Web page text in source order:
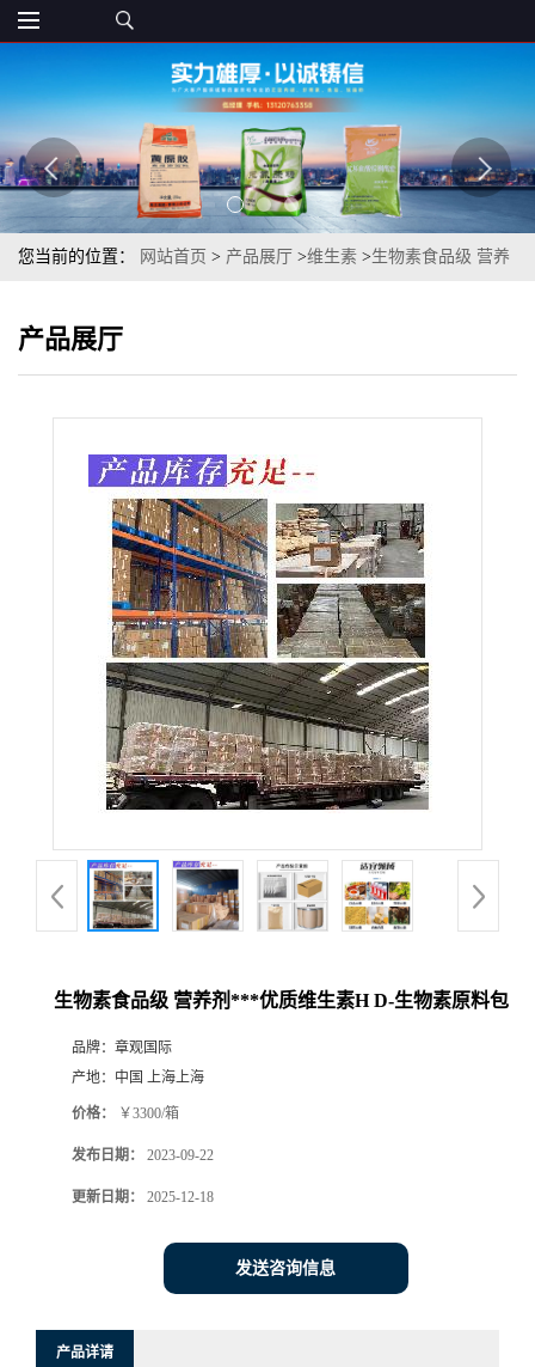
您当前的位置： 网站首页 > 产品展厅 >维生素 >生物素食品级 营养
产品展厅
生物素食品级 营养剂***优质维生素H D-生物素原料包
品牌： 章观国际
产地： 中国 上海上海
价格： ￥3300/箱
发布日期： 2023-09-22
更新日期： 2025-12-18
发送咨询信息
产品详请